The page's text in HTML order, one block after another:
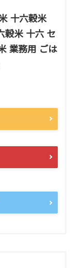
十六穀米
穀米 十六 セ
業務用 ごは